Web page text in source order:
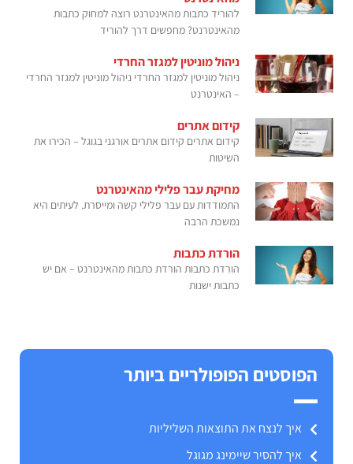
להוריד כתבות מהאינטרנט רוצה למחוק כתבות
מהאינטרנט? מחפשים דרך להוריד
ניהול מוניטין למגזר החרדי
ניהול מוניטין למגזר החרדי ניהול מוניטין למגזר החרדי
– האינטרנט
קידום אתרים
קידום אתרים קידום אתרים אורגני בגוגל – הכירו את
השיטות
מחיקת עבר פלילי מהאינטרנט
התמודדות עם עבר פלילי קשה ומייסרת. לעיתים היא
נמשכת הרבה
הורדת כתבות
הורדת כתבות הורדת כתבות מהאינטרנט – אם יש
כתבות ישנות
הפוסטים הפופולריים ביותר
איך לנצח את התוצאות השליליות
איך להסיר שיימינג מגוגל